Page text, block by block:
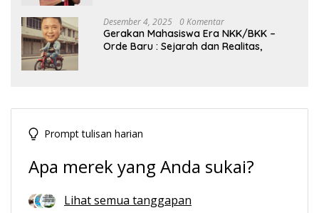
Desember 4, 2025 0 Komentar
Gerakan Mahasiswa Era NKK/BKK –
Orde Baru : Sejarah dan Realitas,
Prompt tulisan harian
Apa merek yang Anda sukai?
Lihat semua tanggapan